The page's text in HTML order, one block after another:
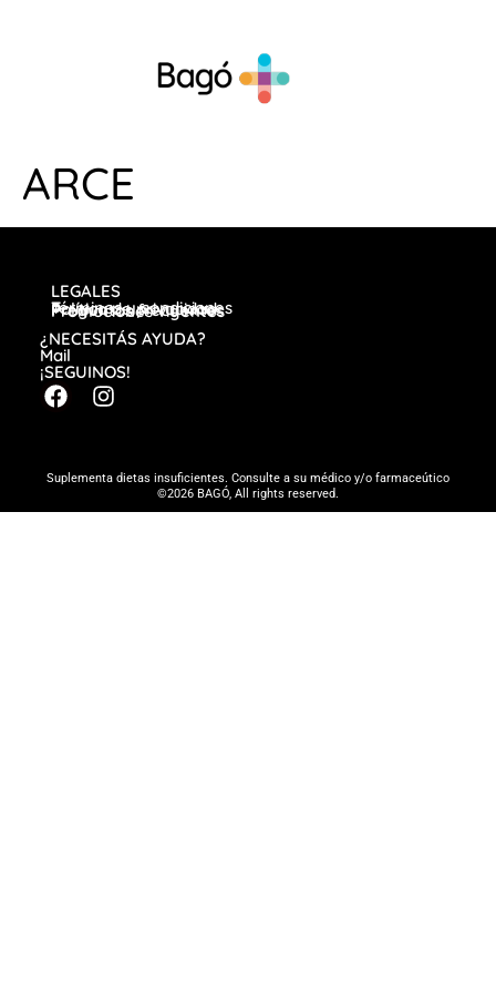
ARCE
LEGALES
Términos y condiciones
Política de privacidad
Preguntas frecuentes
Promociones vigentes
¿NECESITÁS AYUDA?
Mail
¡SEGUINOS!
Suplementa dietas insuficientes. Consulte a su médico y/o farmaceútico
©2026 BAGÓ, All rights reserved.